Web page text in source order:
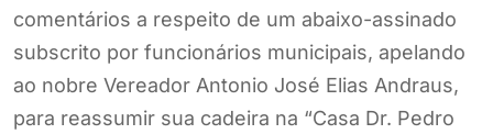
comentários a respeito de um abaixo-assinado
subscrito por funcionários municipais, apelando
ao nobre Vereador Antonio José Elias Andraus,
para reassumir sua cadeira na “Casa Dr. Pedro